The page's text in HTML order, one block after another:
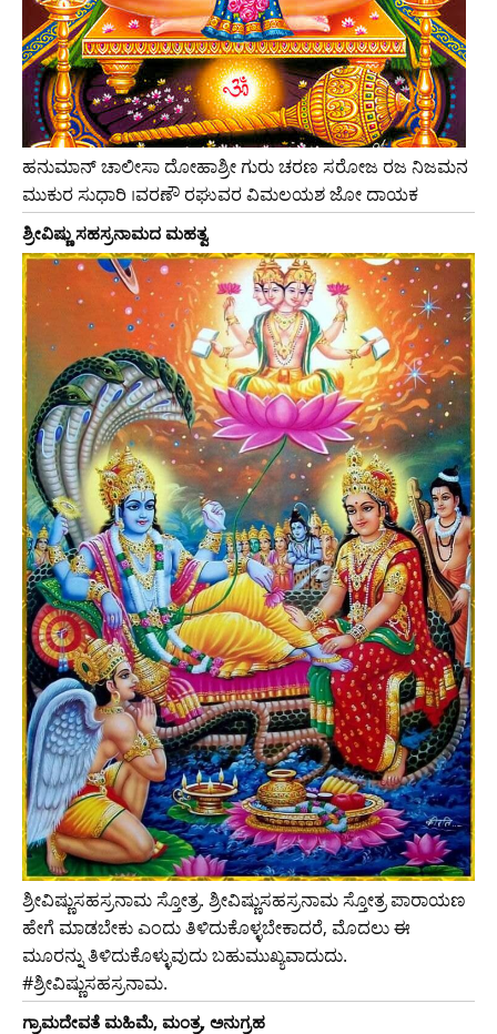
ಹನುಮಾನ್ ಚಾಲೀಸಾ ದೋಹಾಶ್ರೀ ಗುರು ಚರಣ ಸರೋಜ ರಜ ನಿಜಮನ
ಮುಕುರ ಸುಧಾರಿ ।ವರಣೌ ರಘುವರ ವಿಮಲಯಶ ಜೋ ದಾಯಕ
ಶ್ರೀವಿಷ್ಣು ಸಹಸ್ರನಾಮದ ಮಹತ್ವ
ಶ್ರೀವಿಷ್ಣುಸಹಸ್ರನಾಮ ಸ್ತೋತ್ರ. ಶ್ರೀವಿಷ್ಣುಸಹಸ್ರನಾಮ ಸ್ತೋತ್ರ ಪಾರಾಯಣ
ಹೇಗೆ ಮಾಡಬೇಕು ಎಂದು ತಿಳಿದುಕೊಳ್ಳಬೇಕಾದರೆ, ಮೊದಲು ಈ
ಮೂರನ್ನು ತಿಳಿದುಕೊಳ್ಳುವುದು ಬಹುಮುಖ್ಯವಾದುದು.
#ಶ್ರೀವಿಷ್ಣುಸಹಸ್ರನಾಮ.
ಗ್ರಾಮದೇವತೆ ಮಹಿಮೆ, ಮಂತ್ರ, ಅನುಗ್ರಹ